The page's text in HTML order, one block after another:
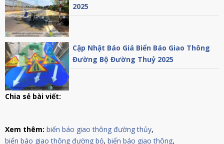
2025
Cập Nhật Báo Giá Biển Báo Giao Thông
Đường Bộ Đường Thuỷ 2025
Chia sẻ bài viết:
Xem thêm: biển báo giao thông đường thủy,
biển báo giao thông đường bộ, biển báo giao thông,